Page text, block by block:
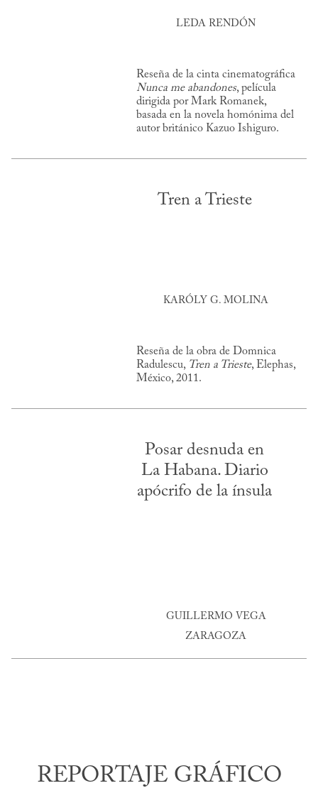
LEDA RENDÓN
Reseña de la cinta cinematográfica
Nunca me abandones, película
dirigida por Mark Romanek,
basada en la novela homónima del
autor británico Kazuo Ishiguro.
Tren a Trieste
KARÓLY G. MOLINA
Reseña de la obra de Domnica
Radulescu, Tren a Trieste, Elephas,
México, 2011.
Posar desnuda en
La Habana. Diario
apócrifo de la ínsula
GUILLERMO VEGA
ZARAGOZA
REPORTAJE GRÁFICO